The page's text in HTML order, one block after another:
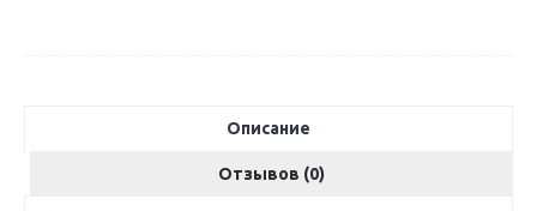
Описание
Отзывов (0)